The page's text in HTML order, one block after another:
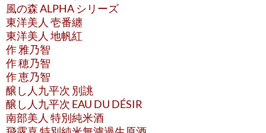
風の森 ALPHA シリーズ
東洋美人 壱番纏
東洋美人 地帆紅
作 雅乃智
作 穂乃智
作 恵乃智
醸し人九平次 別誂
醸し人九平次 EAU DU DÉSIR
南部美人 特別純米酒